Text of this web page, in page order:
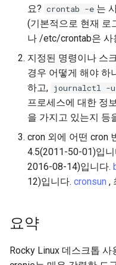
요? crontab -e 는
(기본적으로 현재 로
나 /etc/crontab은 사
지정된 명령이나 스
경우 어떻게 해야 하
하고, journalctl -u
프로세스에 대한 정
을 가지고 있는지 등
cron 외에 어떤 cron
4.5(2011-50-01)입니
2016-08-14)입니다.
12)입니다. cronsun ,
요약
Rocky Linux 데스크톱